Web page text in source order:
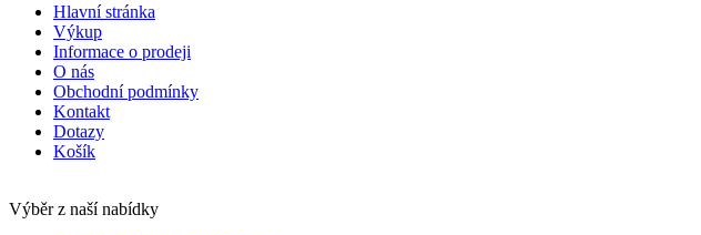
Hlavní stránka
Výkup
Informace o prodeji
O nás
Obchodní podmínky
Kontakt
Dotazy
Košík
Výběr z naší nabídky